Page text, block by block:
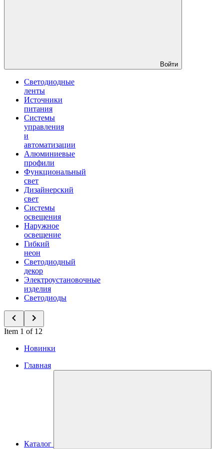
Войти
Светодиодные
ленты
Источники
питания
Системы
управления
и
автоматизации
Алюминиевые
профили
Функциональный
свет
Дизайнерский
свет
Системы
освещения
Наружное
освещение
Гибкий
неон
Светодиодный
декор
Электроустановочные
изделия
Светодиоды
Item 1 of 12
Новинки
Главная
Каталог